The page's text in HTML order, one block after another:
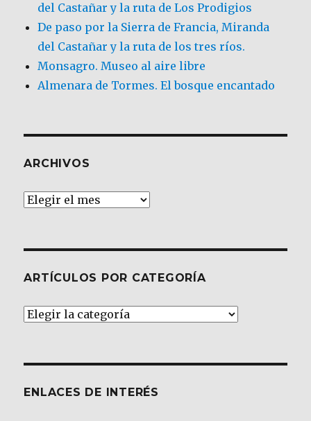
del Castañar y la ruta de Los Prodigios
De paso por la Sierra de Francia, Miranda
del Castañar y la ruta de los tres ríos.
Monsagro. Museo al aire libre
Almenara de Tormes. El bosque encantado
ARCHIVOS
Archivos
ARTÍCULOS POR CATEGORÍA
Artículos
ENLACES DE INTERÉS